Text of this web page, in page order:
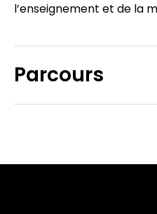
l’enseignement et de la
Parcours